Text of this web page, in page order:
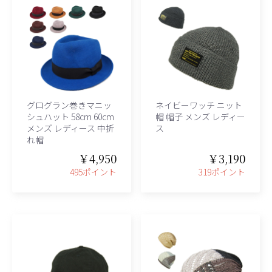
グログラン巻きマニッ
シュハット 58cm 60cm
メンズ レディース 中折
れ帽
￥4,950
495ポイント
ネイビーワッチ ニット
帽 帽子 メンズ レディー
ス
￥3,190
319ポイント